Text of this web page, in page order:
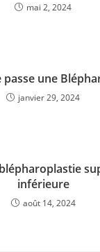
mai 2, 2024
passe une
janvier 29, 2024
inférieure
août 14, 2024